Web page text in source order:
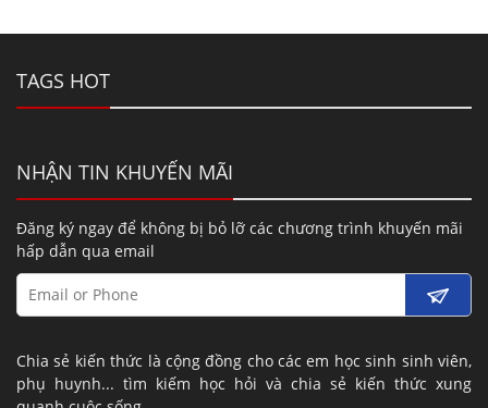
TAGS HOT
NHẬN TIN KHUYẾN MÃI
Đăng ký ngay để không bị bỏ lỡ các chương trình khuyến mãi
hấp dẫn qua email
Chia sẻ kiến thức là cộng đồng cho các em học sinh sinh viên,
phụ huynh... tìm kiếm học hỏi và chia sẻ kiến thức xung